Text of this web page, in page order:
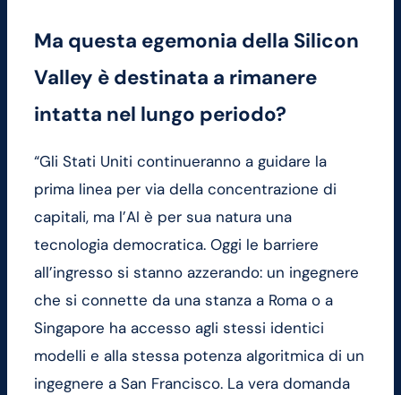
Ma questa egemonia della Silicon
Valley è destinata a rimanere
intatta nel lungo periodo?
“Gli Stati Uniti continueranno a guidare la
prima linea per via della concentrazione di
capitali, ma l’AI è per sua natura una
tecnologia democratica. Oggi le barriere
all’ingresso si stanno azzerando: un ingegnere
che si connette da una stanza a Roma o a
Singapore ha accesso agli stessi identici
modelli e alla stessa potenza algoritmica di un
ingegnere a San Francisco. La vera domanda